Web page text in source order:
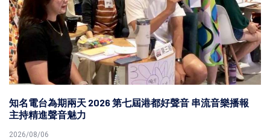
知名電台為期兩天 2026 第七屆港都好聲音 串流音樂播報
主持精進聲音魅力
2026/08/06